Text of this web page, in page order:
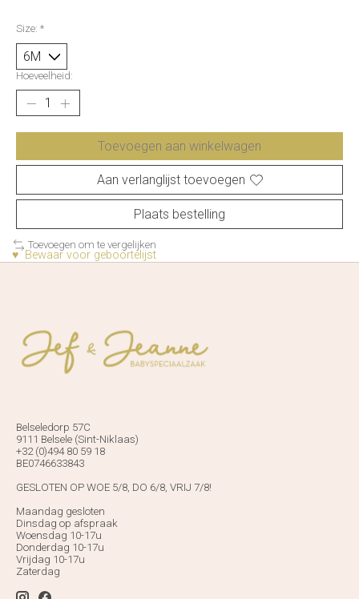
Size: *
Hoeveelheid:
Toevoegen aan winkelwagen
Aan verlanglijst toevoegen
Plaats bestelling
Toevoegen om te vergelijken
♥ Bewaar voor geboortelijst
Belseledorp 57C
9111 Belsele (Sint-Niklaas)
+32 (0)494 80 59 18
BE0746633843
GESLOTEN OP WOE 5/8, DO 6/8, VRIJ 7/8!
Maandag gesloten
Dinsdag op afspraak
Woensdag 10-17u
Donderdag 10-17u
Vrijdag 10-17u
Zaterdag